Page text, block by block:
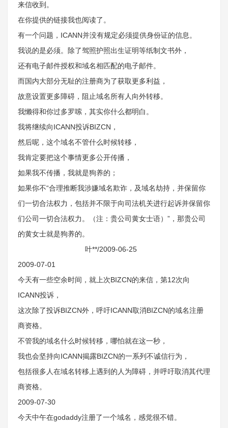
来信收到。
在你提供的链接我也阅读了。
有一个问题，ICANN并没有规定必须提供身份证的信息。
我说的是必须。除了驾照护照出生证明等纸制文书外，
还有电子邮件授权和域名相匹配的电子邮件。
而国内大部分无耻的注册商为了获取更多利益，
故意设置更多障碍，阻止域名所有人向外转移。
我懒得和你过多罗嗦，其实你什么都明白。
我将继续向ICANN投诉BIZCN，
然后呢，这个域名不管什么时候转移，
我肯定要把这个事情更多公开传播，
如果我不传播，我就是狗养的；
如果你不“合理推断我涉嫌域名欺诈，及域名劫持，并保留你
们一切合法权力，包括并不限于向司法机关进行起诉并保留你
们公司一切合法权力。（注：贵公司黄女士语）”，那贵公司
的黄女士就是狗养的。
叶**/2009-06-25
2009-07-01
今天有一些空余时间，就上次BIZCN的来信，第12次向
ICANN投诉，
这次除了投诉BIZCN外，呼吁ICANN取消BIZCN的域名注册
商资格。
不管我的域名什么时候转移，哪怕就在这一秒，
我也会坚持向ICANN揭露BIZCN的一系列不诚信行为，
包括很多人在域名转移上遇到的人为障碍，并呼吁取消其代理
商资格。
2009-07-30
今天中午在godaddy注册了一个域名，感觉很不错。